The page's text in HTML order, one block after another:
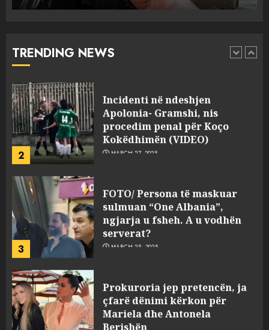
TRENDING NEWS
1
pasuri të pajustifikuar
2
Incidenti në ndeshjen
Apolonia- Gramshi, nis
procedim penal për Koço
Kokëdhimën (VIDEO)
MARCH 27, 2025
3
FOTO/ Persona të maskuar
sulmuan “One Albania”,
ngjarja u fsheh. A u vodhën
serverat?
MARCH 25, 2025
Prokuroria jep pretencën, ja
çfarë dënimi kërkon për
Mariela dhe Antonela
Berishën